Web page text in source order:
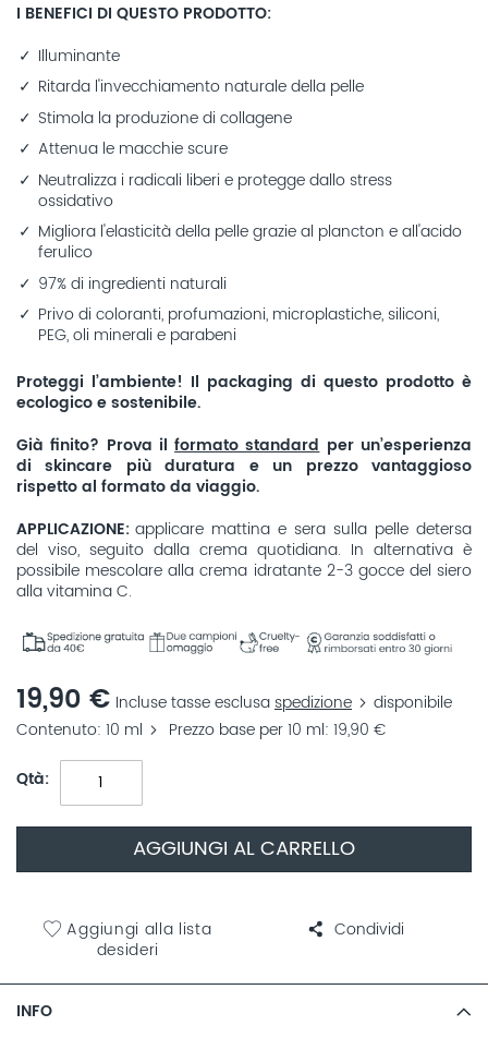
I BENEFICI DI QUESTO PRODOTTO
Illuminante
Ritarda l'invecchiamento naturale della pelle
Stimola la produzione di collagene
Attenua le macchie scure
Neutralizza i radicali liberi e protegge dallo stress
ossidativo
Migliora l'elasticità della pelle grazie al plancton e all'acido
ferulico
97% di ingredienti naturali
Privo di coloranti, profumazioni, microplastiche, siliconi,
PEG, oli minerali e parabeni
Proteggi l’ambiente! Il packaging di questo prodotto è
ecologico e sostenibile.
Già finito? Prova ilformato standardper un’esperienza
di skincare più duratura e un prezzo vantaggioso
rispetto al formato da viaggio.
APPLICAZIONE applicare mattina e sera sulla pelle detersa
del viso, seguito dalla crema quotidiana. In alternativa è
possibile mescolare alla crema idratante 2-3 gocce del siero
alla vitamina C.
19,90 € Incluse tasse esclusaspedizione
disponibile
Contenuto 10 ml Prezzo base per 10 ml 19,90 €
Qtà
AGGIUNGI AL CARRELLO
Aggiungi alla lista
desideri
Condividi
INFO